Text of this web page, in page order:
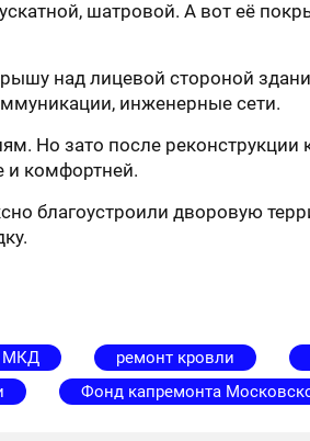
шатровой. А вот её
над лицевой стороной
инженерные сети.
Но зато после
и комфортней.
благоустроили дворовую
МКД ремонт кровли
Фонд капремонта